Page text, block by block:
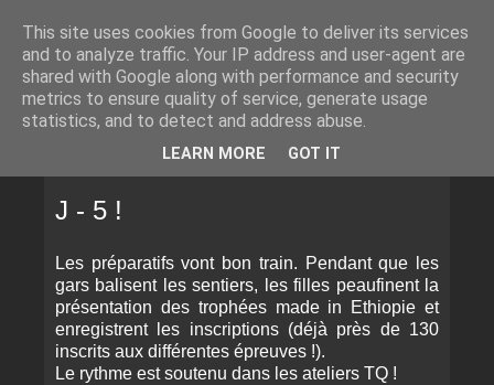
J - 5 !
Les préparatifs vont bon train. Pendant que les
gars balisent les sentiers, les filles peaufinent la
présentation des trophées made in Ethiopie et
enregistrent les inscriptions (déjà près de 130
inscrits aux différentes épreuves !).
Le rythme est soutenu dans les ateliers TQ !
This site uses cookies from Google to deliver its services
and to analyze traffic. Your IP address and user-agent are
shared with Google along with performance and security
metrics to ensure quality of service, generate usage
statistics, and to detect and address abuse.
LEARN MORE GOT IT